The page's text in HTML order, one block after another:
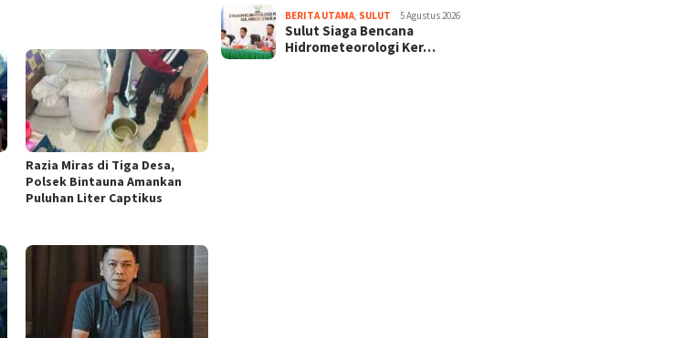
Razia Miras di Tiga Desa,
Polsek Bintauna Amankan
Puluhan Liter Captikus
BERITA UTAMA, SULUT 5 Agustus 2026
Sulut Siaga Bencana
Hidrometeorologi Ker…